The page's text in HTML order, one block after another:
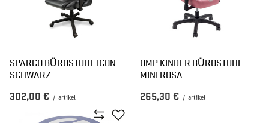
SPARCO BÜROSTUHL ICON
SCHWARZ
302,00 € / artikel
OMP KINDER BÜROSTUHL
MINI ROSA
265,30 € / artikel